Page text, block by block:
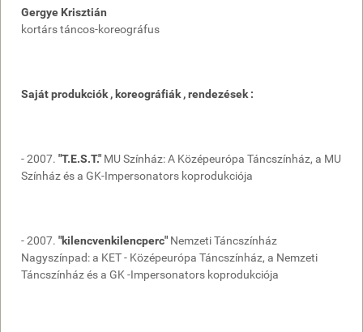
Gergye Krisztián
kortárs táncos-koreográfus
Saját produkciók , koreográfiák , rendezések :
- 2007. "T.E.S.T." MU Színház: A Középeurópa Táncszínház, a MU
Színház és a GK-Impersonators koprodukciója
- 2007. "kilencvenkilencperc" Nemzeti Táncszínház
Nagyszínpad: a KET - Középeurópa Táncszínház, a Nemzeti
Táncszínház és a GK -Impersonators koprodukciója